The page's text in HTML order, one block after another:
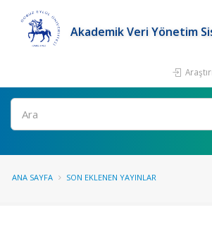
Akademik Veri Yönetim
Ara
ANA SAYFA SON EKLENEN YAYINLAR